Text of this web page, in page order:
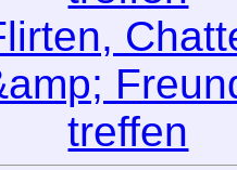
treffen